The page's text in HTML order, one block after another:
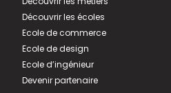
Découvrir les écoles
Ecole de commerce
Ecole de design
Ecole d’ingénieur
Devenir partenaire